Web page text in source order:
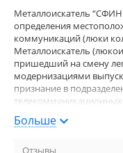
Металлоискатель
определения
коммуникаций (люки
Металлоискатель
пришедший на смену
модернизациями
признание в
телекоммуникационных
СНГ и дальнего
представление о
Больше
Отзывы